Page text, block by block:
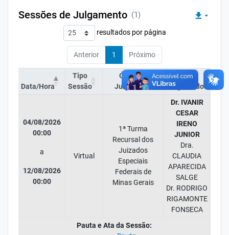
Sessões de Julgamento (1) file_download
resultados por página
Anterior 1 Próximo
Data/Hora
Tipo
Sessão
Órgão
Julgador
Magistrados
04/08/2026
00:00
a
12/08/2026
00:00
Virtual
1ª Turma
Recursal dos
Juizados
Especiais
Federais de
Minas Gerais
Dr. IVANIR
CESAR
IRENO
JUNIOR
Dra.
CLAUDIA
APARECIDA
SALGE
Dr. RODRIGO
RIGAMONTE
FONSECA
Pauta e Ata da Sessão